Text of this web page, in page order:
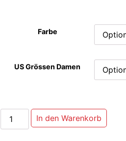
Farbe
US Grössen Damen
In den Warenkorb